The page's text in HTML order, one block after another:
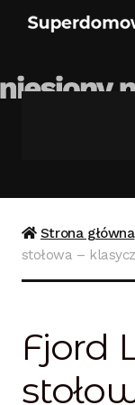
Bezpieczne
Koszyk
Strona główna
stołowa –
Fjord